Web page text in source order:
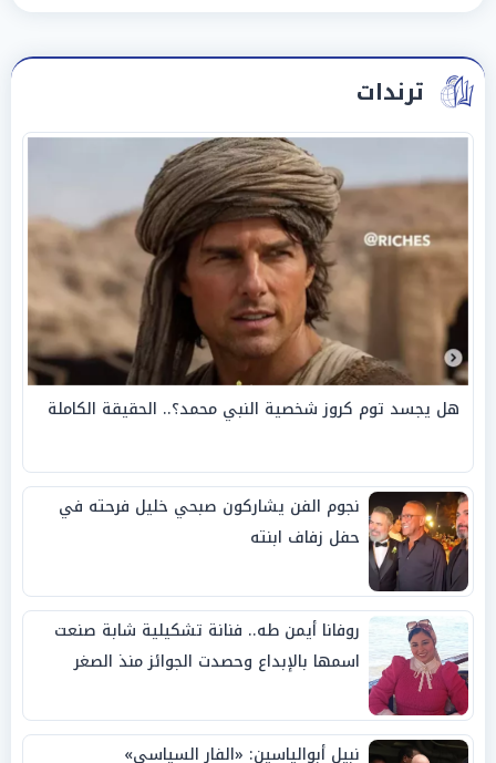
ترندات
هل يجسد توم كروز شخصية النبي محمد؟.. الحقيقة الكاملة
نجوم الفن يشاركون صبحي خليل فرحته في
حفل زفاف ابنته
روفانا أيمن طه.. فنانة تشكيلية شابة صنعت
اسمها بالإبداع وحصدت الجوائز منذ الصغر
نبيل أبوالياسين: «الفار السياسي»